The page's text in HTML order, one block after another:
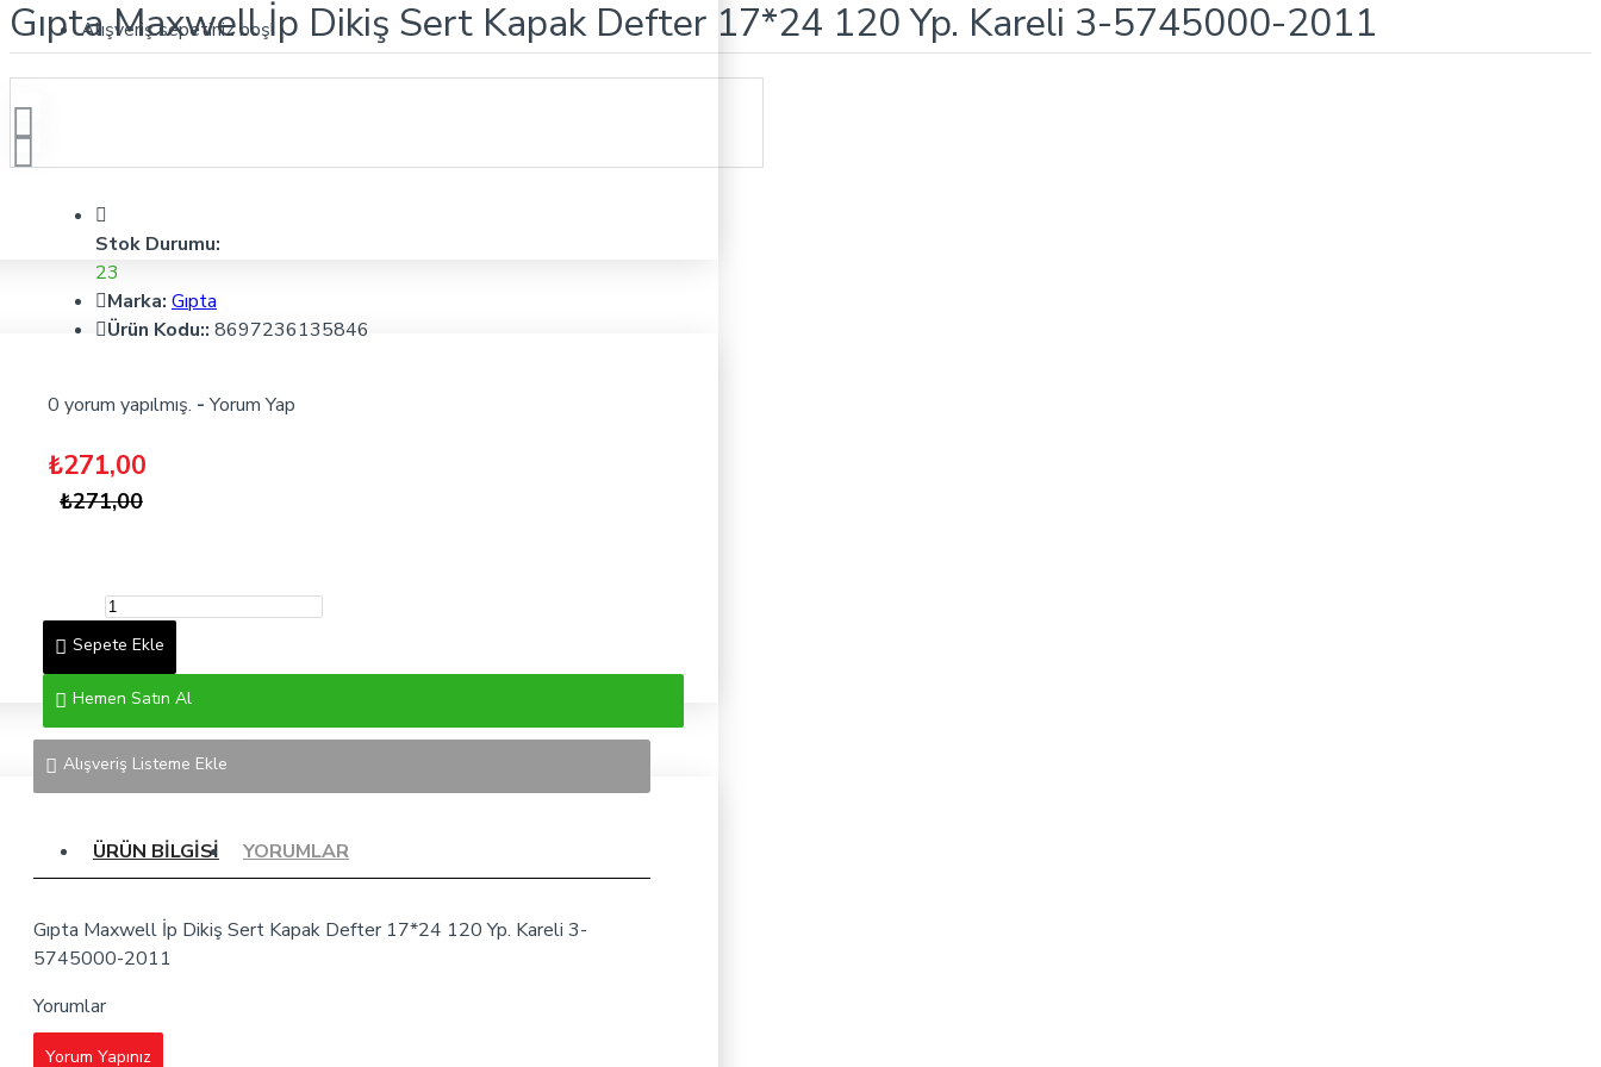
Alışveriş sepetiniz boş!
Gıpta Maxwell İp Dikiş Sert Kapak Defter 17*24 120 Yp. Kareli 3-5745000-2011
Stok Durumu:
23
Marka: Gıpta
Ürün Kodu:: 8697236135846
0 yorum yapılmış. - Yorum Yap
₺271,00
₺271,00
Sepete Ekle
Hemen Satın Al
Alışveriş Listeme Ekle
ÜRÜN BILGISI YORUMLAR
Gıpta Maxwell İp Dikiş Sert Kapak Defter 17*24 120 Yp. Kareli 3-
5745000-2011
Yorumlar
Yorum Yapınız